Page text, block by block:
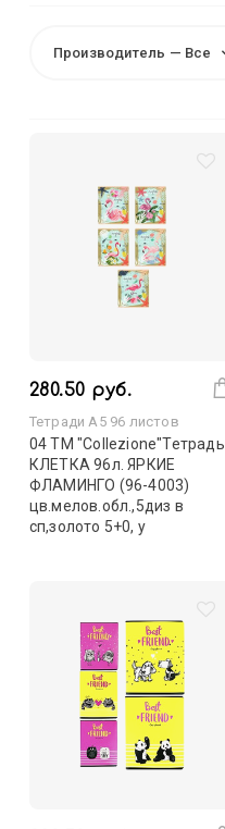
Производитель — Все
280.50 руб.
Тетради А5 96 листов
04 ТМ "Collezione"Тетрадь
КЛЕТКА 96л. ЯРКИЕ
ФЛАМИНГО (96-4003)
цв.мелов.обл.,5диз в
сп,золото 5+0, у